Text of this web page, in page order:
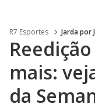
R7 Esportes Jarda por
mais:
da